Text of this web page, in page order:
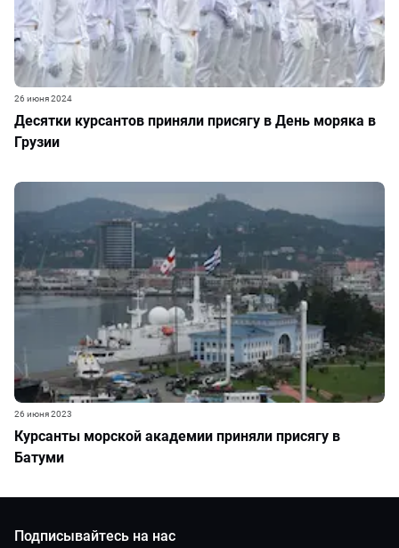
Десятки курсантов приняли присягу в День моряка в
Грузии
26 июня 2024
Курсанты морской академии приняли присягу в
Батуми
26 июня 2023
Подписывайтесь на нас